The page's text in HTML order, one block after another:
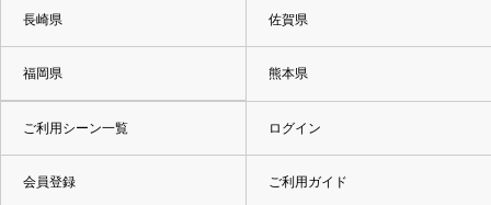
長崎県 佐賀県
福岡県 熊本県
ご利用シーン一覧 ログイン
会員登録 ご利用ガイド